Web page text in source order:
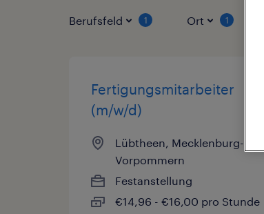
Berufsfeld 1 Ort 1
Fertigungsmitarbeiter
(m/w/d)
Lübtheen, Mecklenburg-
Vorpommern
Festanstellung
€14,96 - €16,00 pro Stunde